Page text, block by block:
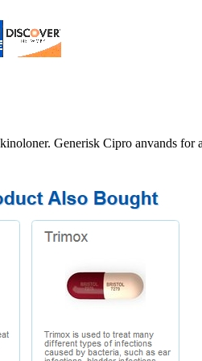
Generisk Cipro anvands for